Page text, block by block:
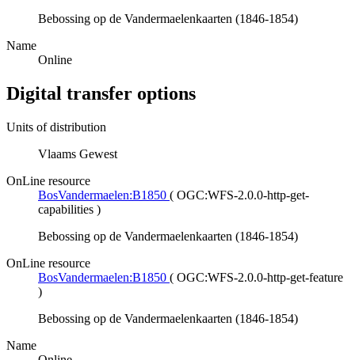
Bebossing op de Vandermaelenkaarten (1846-1854)
Name
Online
Digital transfer options
Units of distribution
Vlaams Gewest
OnLine resource
BosVandermaelen:B1850 ( OGC:WFS-2.0.0-http-get-
capabilities )
Bebossing op de Vandermaelenkaarten (1846-1854)
OnLine resource
BosVandermaelen:B1850 ( OGC:WFS-2.0.0-http-get-feature
)
Bebossing op de Vandermaelenkaarten (1846-1854)
Name